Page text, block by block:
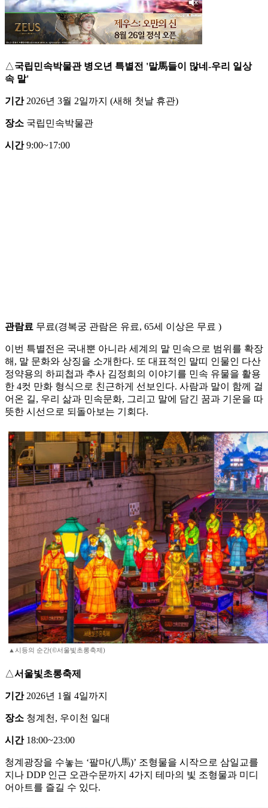
△국립민속박물관 병오년 특별전 '말馬들이 많네-우리 일상
속 말'
기간2026년 3월 2일까지 (새해 첫날 휴관)
장소 국립민속박물관
시간9:00~17:00
관람료 무료(경복궁 관람은 유료, 65세 이상은 무료 )
이번 특별전은 국내뿐 아니라 세계의 말 민속으로 범위를 확장
해, 말 문화와 상징을 소개한다. 또 대표적인 말띠 인물인 다산
정약용의 하피첩과 추사 김정희의 이야기를 민속 유물을 활용
한 4컷 만화 형식으로 친근하게 선보인다. 사람과 말이 함께 걸
어온 길, 우리 삶과 민속문화, 그리고 말에 담긴 꿈과 기운을 따
뜻한 시선으로 되돌아보는 기회다.
▲시등의 순간(©서울빛초롱축제)
△서울빛초롱축제
기간2026년 1월 4일까지
장소 청계천, 우이천 일대
시간18:00~23:00
청계광장을 수놓는 ‘팔마(八馬)’ 조형물을 시작으로 삼일교를
지나 DDP 인근 오관수문까지 4가지 테마의 빛 조형물과 미디
어아트를 즐길 수 있다.